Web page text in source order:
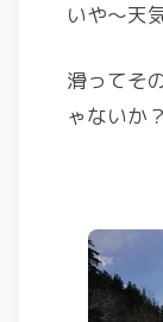
いや〜天
滑ってそ
ゃないか